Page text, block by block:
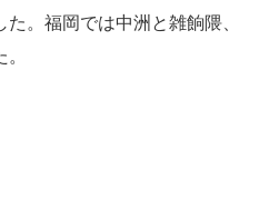
。福岡では中洲と雑餉隈、